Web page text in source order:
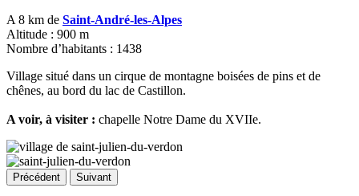
A 8 km de Saint-André-les-Alpes
Altitude : 900 m
Nombre d’habitants : 1438
Village situé dans un cirque de montagne boisées de pins et de
chênes, au bord du lac de Castillon.
A voir, à visiter : chapelle Notre Dame du XVIIe.
Précédent Suivant